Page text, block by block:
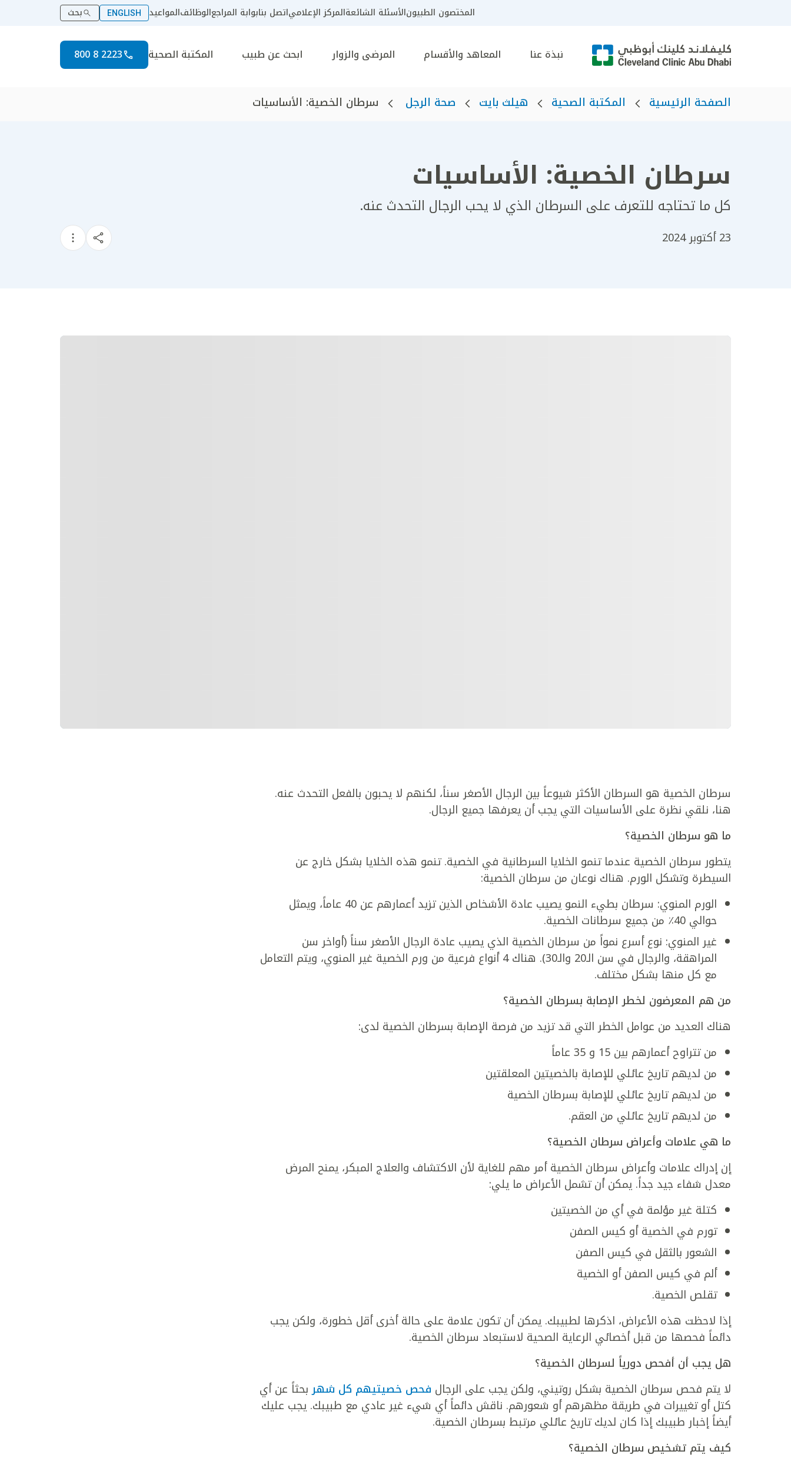
المختصون الطبيونالأسئلة الشائعةالمركز الإعلامياتصل بنابوابة المراجعالوظائفالمواعيد ENGLISH بحث
نبذة عنا المعاهد والأقسام المرضى والزوار ابحث عن طبيب المكتبة الصحية 2223 8 800
الصفحة الرئيسية المكتبة الصحية هيلث بايت صحة الرجل سرطان الخصية: الأساسيات‎ ‎
سرطان الخصية: الأساسيات‎ ‎
كل ما تحتاجه للتعرف على السرطان الذي لا يحب الرجال التحدث عنه‎.‎
23 أكتوبر 2024
سرطان الخصية هو السرطان الأكثر شيوعاً بين الرجال الأصغر سناً، لكنهم لا يحبون بالفعل التحدث عنه.
هنا، نلقي نظرة على الأساسيات التي يجب أن يعرفها جميع الرجال.
ما هو سرطان الخصية؟
يتطور سرطان الخصية عندما تنمو الخلايا السرطانية في الخصية. تنمو هذه الخلايا بشكل خارج عن
السيطرة وتشكل الورم. هناك نوعان من سرطان الخصية:
الورم المنوي: سرطان بطيء النمو يصيب عادة الأشخاص الذين تزيد أعمارهم عن 40 عاماً، ويمثل
حوالي 40٪ من جميع سرطانات الخصية.
غير المنوي: نوع أسرع نمواً من سرطان الخصية الذي يصيب عادة الرجال الأصغر سناً (أواخر سن
المراهقة، والرجال في سن الـ20 والـ30). هناك 4 أنواع فرعية من ورم الخصية غير المنوي، ويتم التعامل
مع كل منها بشكل مختلف.
من هم المعرضون لخطر الإصابة بسرطان الخصية؟
هناك العديد من عوامل الخطر التي قد تزيد من فرصة الإصابة بسرطان الخصية لدى:
من تتراوح أعمارهم بين 15 و 35 عاماً
من لديهم تاريخ عائلي للإصابة بالخصيتين المعلقتين
من لديهم تاريخ عائلي للإصابة بسرطان الخصية
من لديهم تاريخ عائلي من العقم.
ما هي علامات وأعراض سرطان الخصية؟
إن إدراك علامات وأعراض سرطان الخصية أمر مهم للغاية لأن الاكتشاف والعلاج المبكر، يمنح المرض
معدل شفاء جيد جداً. يمكن أن تشمل الأعراض ما يلي:
كتلة غير مؤلمة في أي من الخصيتين
تورم في الخصية أو كيس الصفن
الشعور بالثقل في كيس الصفن
ألم في كيس الصفن أو الخصية
تقلص الخصية.
إذا لاحظت هذه الأعراض، اذكرها لطبيبك. يمكن أن تكون علامة على حالة أخرى أقل خطورة، ولكن يجب
دائماً فحصها من قبل أخصائي الرعاية الصحية لاستبعاد سرطان الخصية.
هل يجب أن أفحص دورياً لسرطان الخصية؟
لا يتم فحص سرطان الخصية بشكل روتيني، ولكن يجب على الرجال فحص خصيتيهم كل شهربحثاً عن أي
كتل أو تغييرات في طريقة مظهرهم أو شعورهم. ناقش دائماً أي شيء غير عادي مع طبيبك. يجب عليك
أيضاً إخبار طبيبك إذا كان لديك تاريخ عائلي مرتبط بسرطان الخصية.
كيف يتم تشخيص سرطان الخصية؟